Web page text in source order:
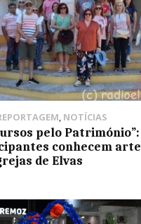
, NOTÍCIAS
pelo Património”:
conhecem arte
de Elvas